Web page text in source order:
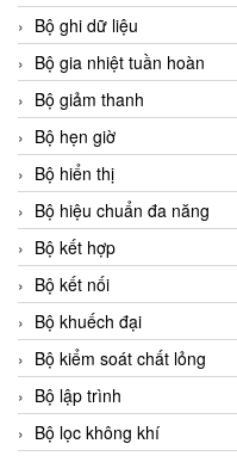
Bộ ghi dữ liệu
Bộ gia nhiệt tuần hoàn
Bộ giảm thanh
Bộ hẹn giờ
Bộ hiển thị
Bộ hiệu chuẩn đa năng
Bộ kết hợp
Bộ kết nối
Bộ khuếch đại
Bộ kiểm soát chất lỏng
Bộ lập trình
Bộ lọc không khí